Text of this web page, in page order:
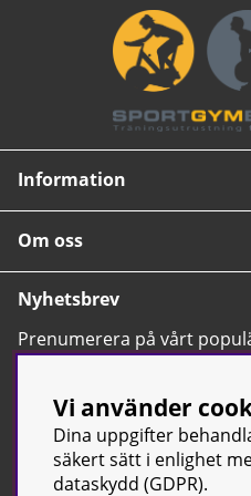
Funktioner: Tid, distans,
Information
Om oss
Nyhetsbrev
Prenumerera på vårt
tips, nyheter och våra allra
Vi använder
Dina uppgifter
säkert sätt i enlighet
dataskydd (GDPR).